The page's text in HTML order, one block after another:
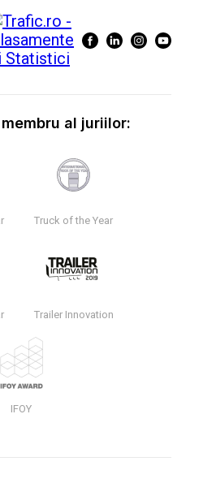
al juriilor:
Truck of the Year
Trailer Innovation
IFOY